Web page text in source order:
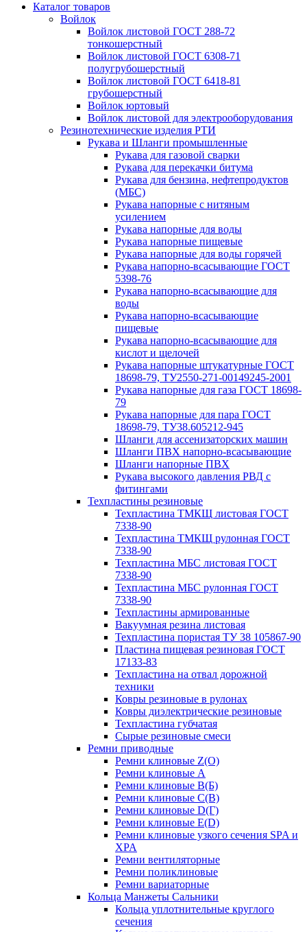
Каталог товаров
Войлок
Войлок листовой ГОСТ 288-72
тонкошерстный
Войлок листовой ГОСТ 6308-71
полугрубошерстный
Войлок листовой ГОСТ 6418-81
грубошерстный
Войлок юртовый
Войлок листовой для электрооборудования
Резинотехнические изделия РТИ
Рукава и Шланги промышленные
Рукава для газовой сварки
Рукава для перекачки битума
Рукава для бензина, нефтепродуктов
(МБС)
Рукава напорные с нитяным
усилением
Рукава напорные для воды
Рукава напорные пищевые
Рукава напорные для воды горячей
Рукава напорно-всасывающие ГОСТ
5398-76
Рукава напорно-всасывающие для
воды
Рукава напорно-всасывающие
пищевые
Рукава напорно-всасывающие для
кислот и щелочей
Рукава напорные штукатурные ГОСТ
18698-79, ТУ2550-271-00149245-2001
Рукава напорные для газа ГОСТ 18698-
79
Рукава напорные для пара ГОСТ
18698-79, ТУ38.605212-945
Шланги для ассенизаторских машин
Шланги ПВХ напорно-всасывающие
Шланги напорные ПВХ
Рукава высокого давления РВД с
фитингами
Техпластины резиновые
Техпластина ТМКЩ листовая ГОСТ
7338-90
Техпластина ТМКЩ рулонная ГОСТ
7338-90
Техпластина МБС листовая ГОСТ
7338-90
Техпластина МБС рулонная ГОСТ
7338-90
Техпластины армированные
Вакуумная резина листовая
Техпластина пористая ТУ 38 105867-90
Пластина пищевая резиновая ГОСТ
17133-83
Техпластина на отвал дорожной
техники
Ковры резиновые в рулонах
Ковры диэлектрические резиновые
Техпластина губчатая
Сырые резиновые смеси
Ремни приводные
Ремни клиновые Z(О)
Ремни клиновые A
Ремни клиновые B(Б)
Ремни клиновые C(В)
Ремни клиновые D(Г)
Ремни клиновые Е(D)
Ремни клиновые узкого сечения SPA и
XPA
Ремни вентиляторные
Ремни поликлиновые
Ремни вариаторные
Кольца Манжеты Сальники
Кольца уплотнительные круглого
сечения